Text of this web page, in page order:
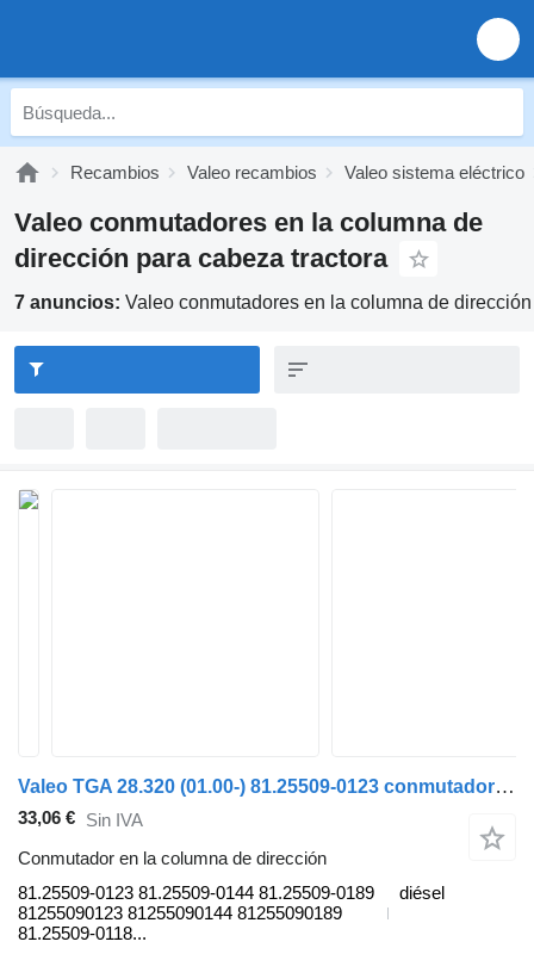
Recambios Valeo recambios Valeo sistema eléctrico
Valeo conmutadores en la columna de
dirección para cabeza tractora
7 anuncios: Valeo conmutadores en la columna de
Valeo TGA 28.320 (01.00-) 81.25509-0123 conmutador en la columna de dirección para MAN 4-series, TGA (1993-2009) cabeza tractora
33,06 € Sin IVA
Conmutador en la columna de dirección
81.25509-0123 81.25509-0144 81.25509-0189
81255090123 81255090144 81255090189
81.25509-0118...
diésel